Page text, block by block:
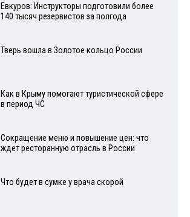
Евкуров: Инструкторы подготовили более
140 тысяч резервистов за полгода
Тверь вошла в Золотое кольцо России
Как в Крыму помогают туристической сфере
в период ЧС
Сокращение меню и повышение цен: что
ждет ресторанную отрасль в России
Что будет в сумке у врача скорой